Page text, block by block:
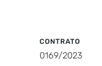
CONTRATO
0169/2023